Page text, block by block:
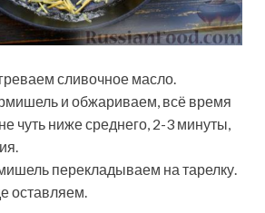
сливочное масло.
и обжариваем, всё время
чуть ниже среднего, 2-3 минуты,
перекладываем на тарелку.
оставляем.